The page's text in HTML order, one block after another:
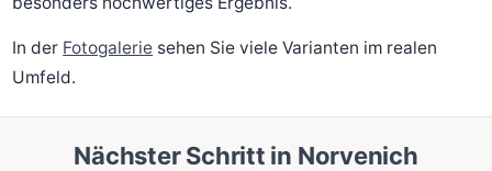
In der Fotogalerie sehen Sie viele Varianten im realen
Umfeld.
Nächster Schritt in Norvenich